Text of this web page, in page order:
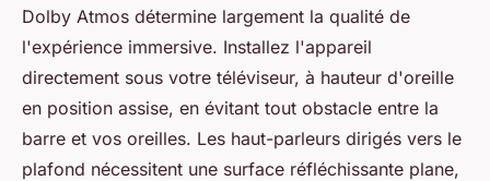
Dolby Atmos détermine largement la qualité de
l'expérience immersive. Installez l'appareil
directement sous votre téléviseur, à hauteur d'oreille
en position assise, en évitant tout obstacle entre la
barre et vos oreilles. Les haut-parleurs dirigés vers le
plafond nécessitent une surface réfléchissante plane,